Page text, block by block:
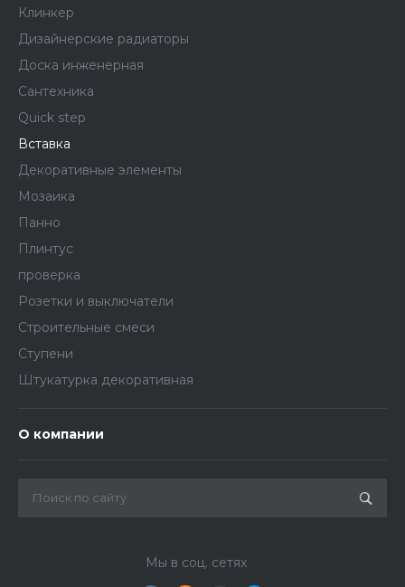
Клинкер
Дизайнерские радиаторы
Доска инженерная
Сантехника
Quick step
Вставка
Декоративные элементы
Мозаика
Панно
Плинтус
проверка
Розетки и выключатели
Строительные смеси
Ступени
Штукатурка декоративная
О компании
Мы в соц. сетях